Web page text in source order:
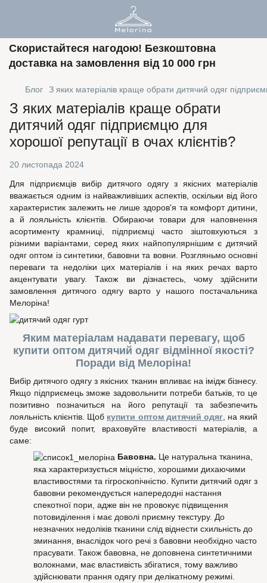
Скористайтеся нагодою! Безкоштовна
доставка на замовлення від 10 000 грн
Блог З яких матеріалів краще обрати дитячий одяг
З яких матеріалів краще обрати
дитячий одяг підприємцю для
хорошої репутації в очах клієнтів?
20 листопада 2024
Для підприємців вибір дитячого одягу з якісних матеріалів
вважається одним із найважливіших аспектів, оскільки від його
характеристик залежить не лише здоров'я та комфорт дитини,
а й лояльність клієнтів. Обираючи товари для наповнення
асортименту крамниці, підприємці часто зіштовхуються з
різними варіантами, серед яких найпопулярнішим є дитячий
одяг оптом із синтетики, бавовни та вовни. Розгляньмо основні
переваги та недоліки цих матеріалів і на яких речах варто
акцентувати увагу. Також ви дізнаєтесь, чому здійснити
замовлення дитячого одягу варто у нашого постачальника
Мелоріна!
Яким матеріалам надавати перевагу, щоб
купити оптом дитячий одяг відмінної якості?
Поради від Мелоріна!
Вибір дитячого одягу з якісних тканин впливає на імідж бізнесу.
Якщо підприємець зможе задовольнити потреби батьків, то це
позитивно позначиться на його репутації та забезпечить
лояльність клієнтів. Щоб купити оптом дитячий одяг, на який
буде високий попит, враховуйте властивості матеріалів, а
саме:
Бавовна. Це натуральна тканина,
яка характеризується міцністю, хорошими дихаючими
властивостями та гігроскопічністю. Купити дитячий одяг з
бавовни рекомендується напередодні настання
спекотної пори, адже він не провокує підвищення
потовиділення і має доволі приємну текстуру. До
незначних недоліків тканини слід віднести схильність до
зминання, внаслідок чого речі з бавовни необхідно часто
прасувати. Також бавовна, не доповнена синтетичними
волокнами, має властивість збігатися, тому важливо
здійснювати прання одягу при делікатному режимі.